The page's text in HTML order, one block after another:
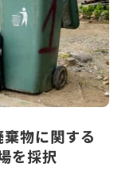
物に関する
を採択